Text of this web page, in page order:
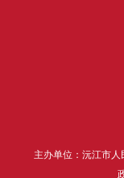
主办单位：沅江市